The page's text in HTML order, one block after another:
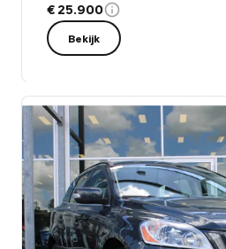
€ 25.900
Bekijk